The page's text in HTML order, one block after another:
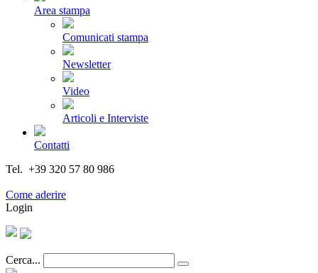
Area stampa
Comunicati stampa
Newsletter
Video
Articoli e Interviste
Contatti
Tel. +39 320 57 80 986
Come aderire
Login
Cerca...